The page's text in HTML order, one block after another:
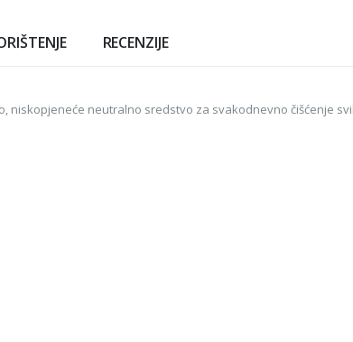
RECENZIJE
niskopjeneće neutralno sredstvo za svakodnevno čišćenje